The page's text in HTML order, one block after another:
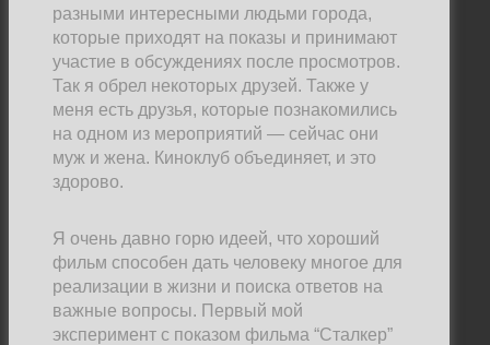
разными интересными людьми города,
которые приходят на показы и принимают
участие в обсуждениях после просмотров.
Так я обрел некоторых друзей. Также у
меня есть друзья, которые познакомились
на одном из мероприятий — сейчас они
муж и жена. Киноклуб объединяет, и это
здорово.
Я очень давно горю идеей, что хороший
фильм способен дать человеку многое для
реализации в жизни и поиска ответов на
важные вопросы. Первый мой
эксперимент с показом фильма “Сталкер”